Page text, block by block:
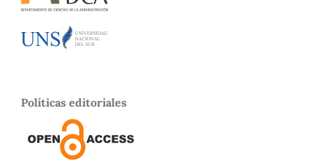
Políticas editoriales